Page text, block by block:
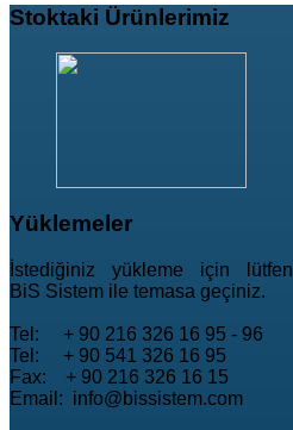
Stoktaki Ürünlerimiz
Yüklemeler
İstediğiniz yükleme için lütfen
BiS Sistem ile temasa geçiniz.
Tel: + 90 216 326 16 95 - 96
Tel: + 90 541 326 16 95
Fax: + 90 216 326 16 15
Email: info@bissistem.com